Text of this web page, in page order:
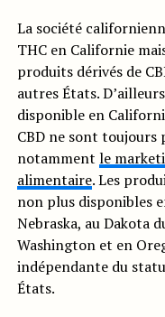
La société
THC en Californie
produits dérivés de
autres États.
disponible en
CBD ne sont toujours
notamment le
alimentaire. Les
non plus disponibles
Nebraska, au Dakota
Washington et en
indépendante du
États.